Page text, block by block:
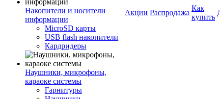
Накопители и носители
информации
MicroSD карты
USB flash накопители
Кардридеры
Наушники, микрофоны,
караоке системы
Гарнитуры
Акции Распродажа
Как
купить